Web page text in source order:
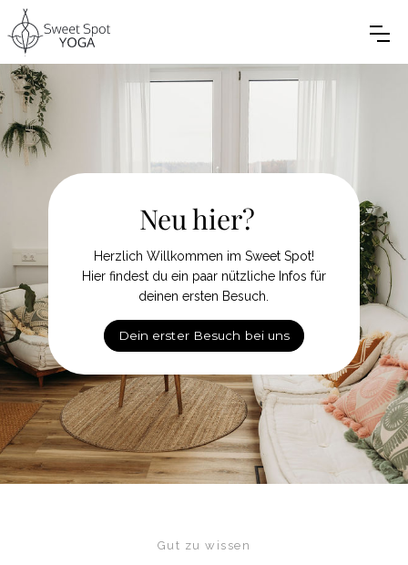
Neu hier?
Herzlich Willkommen im Sweet Spot!
Hier findest du ein paar nützliche Infos für
deinen ersten Besuch.
Dein erster Besuch bei uns
Gut zu wissen